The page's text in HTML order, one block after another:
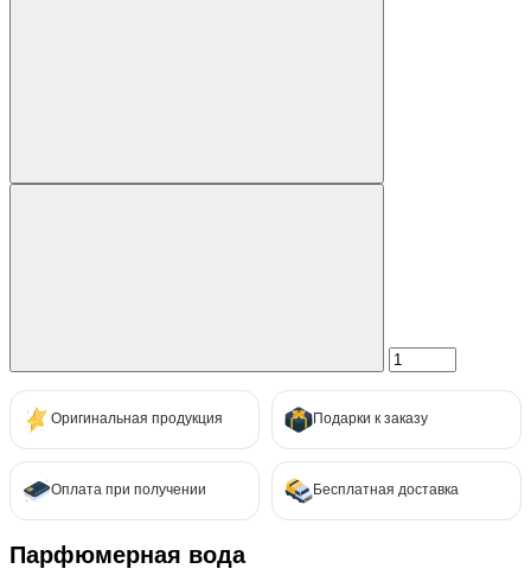
Оригинальная продукция Подарки к заказу
Оплата при получении Бесплатная доставка
Парфюмерная вода